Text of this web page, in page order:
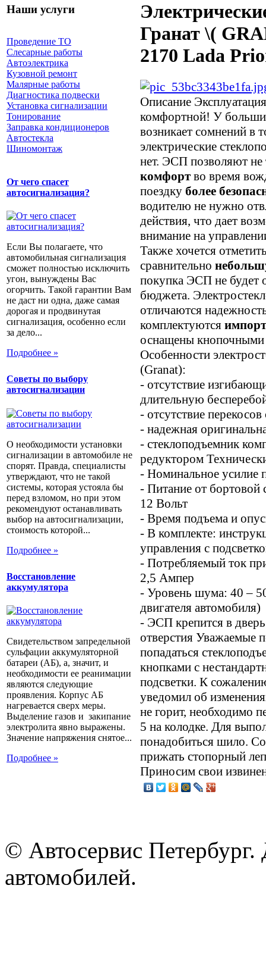
Наши услуги
Проведение ТО
Слесарные работы
Автоэлектрика
Кузовной ремонт
Малярные работы
Диагностика подвески
Установка сигнализации
Тонирование
Заправка кондиционеров
Автостекла
Шиномонтаж
От чего спасет
автосигнализация?
Если Вы полагаете, что
автомобильная сигнализация
сможет полностью исключить
угон, вынуждены Вас
огорчить. Такой гарантии Вам
не даст ни одна, даже самая
дорогая и продвинутая
сигнализация, особенно если
за дело...
Подробнее »
Советы по выбору
автосигнализации
О необходимости установки
сигнализации в автомобиле не
спорят. Правда, специалисты
утверждают, что не такой
системы, которая устояла бы
перед взломом, но при этом
рекомендуют останавливать
выбор на автосигнализации,
стоимость которой...
Подробнее »
Восстановление
аккумулятора
Свидетельством запредельной
сульфации аккумуляторной
батареи (АБ), а, значит, и
необходимости ее реанимации
являются следующие
проявления. Корпус АБ
нагревается сверх меры.
Выделение газов и закипание
электролита явно выражены.
Значение напряжения снятое...
Подробнее »
Гранат \(
2170 Lada
Описание
комфортной! У
возникает сомнений в
электрические
нет. ЭСП позволяют не
комфорт во время
поездку более
водителю не нужно
действия, что дает
внимание на
Также хочется
сравнительно
покупка ЭСП не будет
бюджета.
отличаются
комплектуются
оснащены кнопочными
Особенности
(Granat):
- отсутствие
длительную
- отсутствие перекосов
- надежная
- стеклоподъемник
редуктором
- Номинальное усилие
- Питание от бортовой
12 Вольт
- Время подъема и
- В комплекте:
управления с
- Потребляемый ток
2,5 Ампер
- Уровень шума: 40 –
двигателя автомобиля)
- ЭСП крепится в
отверстия Уважаемые
попадаться
кнопками с
подсветки. К
уведомил об
не горит, необходимо
5 на колодке. Для
понадобиться шило.
прижать стопорный
Приносим свои
© Автосервис
автомобилей.